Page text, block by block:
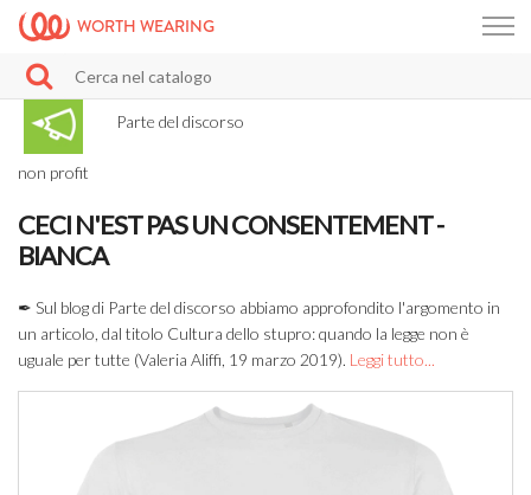
WORTH WEARING
Parte del discorso
non profit
CECI N'EST PAS UN CONSENTEMENT -
BIANCA
✒ Sul blog di Parte del discorso abbiamo approfondito l'argomento in
un articolo, dal titolo Cultura dello stupro: quando la legge non è
uguale per tutte (Valeria Aliffi, 19 marzo 2019). Leggi tutto...